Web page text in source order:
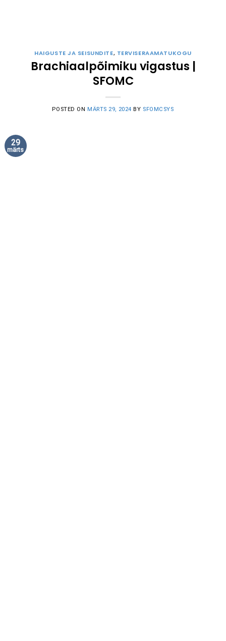
HAIGUSTE JA SEISUNDITE, TERVISERAAMATUKOGU
Brachiaalpõimiku vigastus |
SFOMC
POSTED ON MÄRTS 29, 2024 BY SFOMCSYS
29
märts